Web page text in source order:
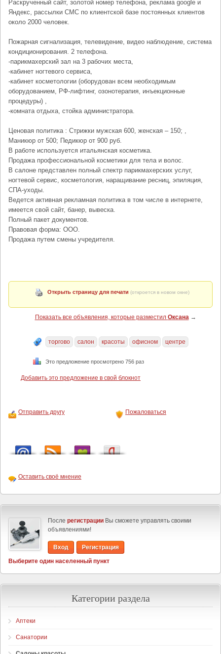
Раскрученный сайт, золотой номер телефона, реклама google и
Яндекс, рассылки СМС по клиентской базе постоянных клиентов
около 2000 человек.
Пожарная сигнализация, телевидение, видео наблюдение, система
кондиционирования. 2 телефона.
-парикмахерский зал на 3 рабочих места,
-кабинет ногтевого сервиса,
-кабинет косметологии (оборудован всем необходимым
оборудованием, РФ-лифтинг, озонотерапия, инъекционные
процедуры) ,
-комната отдыха, стойка администратора.
Ценовая политика : Стрижки мужская 600, женская – 150; ,
Маникюр от 500; Педикюр от 900 руб.
В работе используется итальянская косметика.
Продажа профессиональной косметики для тела и волос.
В салоне представлен полный спектр парикмахерских услуг,
ногтевой сервис, косметология, наращивание ресниц, эпиляция,
СПА-уходы.
Ведется активная рекламная политика в том числе в интернете,
имеется свой сайт, банер, вывеска.
Полный пакет документов.
Правовая форма: ООО.
Продажа путем смены учредителя.
Открыть страницу для печати (откроется в новом окне)
Показать все объявления, которые разместил Оксана→
торгово салон красоты офисном центре
Это предложение просмотрено 756 раз
Добавить это предложение в свой блокнот
Отправить другу Пожаловаться
Оставить своё мнение
После регистрации Вы сможете управлять своими
объявлениями!
Вход
Регистрация
Выберите один населенный пункт
Категории раздела
Аптеки
Санатории